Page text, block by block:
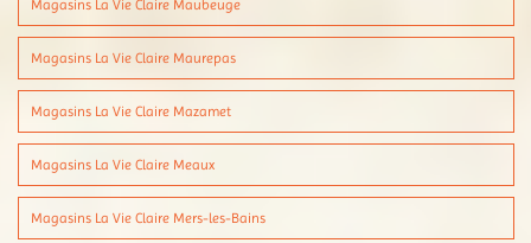
Magasins La Vie Claire Maubeuge
Magasins La Vie Claire Maurepas
Magasins La Vie Claire Mazamet
Magasins La Vie Claire Meaux
Magasins La Vie Claire Mers-les-Bains